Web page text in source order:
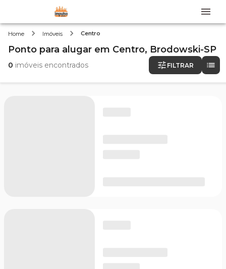
Home Imóveis Centro
Ponto para alugar em Centro, Brodowski-SP
0 imóveis encontrados FILTRAR